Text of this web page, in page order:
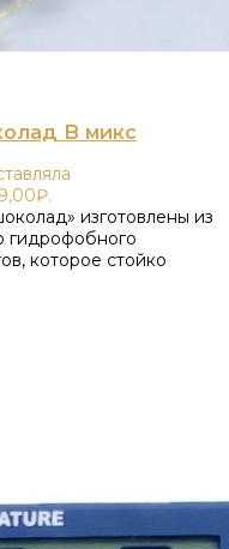
B микс
изготовлены из
гидрофобного
которое стойко